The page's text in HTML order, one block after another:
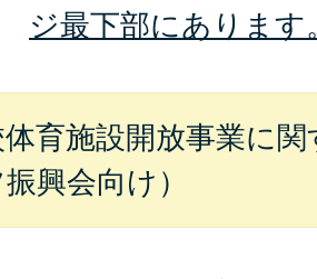
ジ最下部にあります
育施設開放事業に
興会向け）